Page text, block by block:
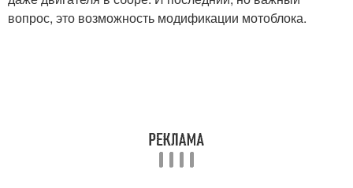
вопрос, это возможность модификации мотоблока.